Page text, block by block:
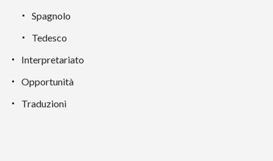
Spagnolo
Tedesco
Interpretariato
Opportunità
Traduzioni